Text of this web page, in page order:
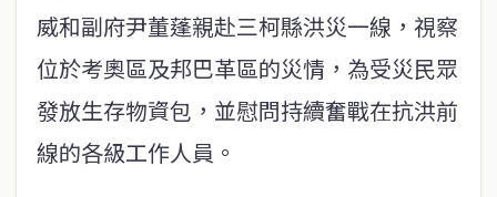
威和副府尹董蓬親赴三柯縣洪災一線，視察
位於考奧區及邦巴革區的災情，為受災民眾
發放生存物資包，並慰問持續奮戰在抗洪前
線的各級工作人員。